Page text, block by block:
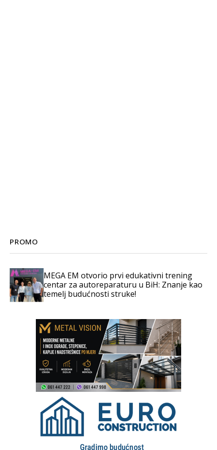
PROMO
MEGA EM otvorio prvi edukativni trening
centar za autoreparaturu u BiH: Znanje kao
temelj budućnosti struke!